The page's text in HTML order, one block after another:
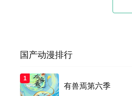
国产动漫排行
1
有兽焉第六季